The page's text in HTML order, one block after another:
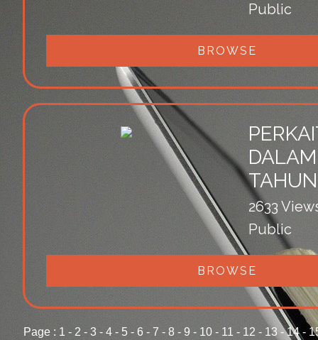
Public
BROWSE
2633
Public
BROWSE
Page : 1 - 2 - 3 - 4- 5- 6 - 7 - 8 - 9- 10- 11 - 12 - 13 -14-